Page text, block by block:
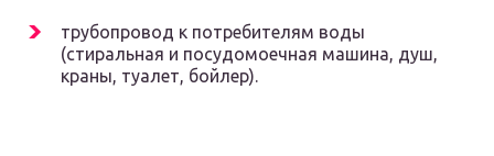
трубопровод к потребителям воды
(стиральная и посудомоечная машина, душ,
краны, туалет, бойлер).